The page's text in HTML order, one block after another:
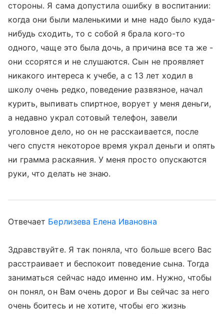
стороны. Я сама допустила ошибку в воспитании:
когда они были маленькими и мне надо было куда-
нибудь сходить, то с собой я брала кого-то
одного, чаще это была дочь, а причина все та же -
они ссорятся и не слушаются. Сын не проявляет
никакого интереса к учебе, а с 13 лет ходил в
школу очень редко, поведение развязное, начал
курить, выпивать спиртное, ворует у меня деньги,
а недавно украл сотовый телефон, завели
уголовное дело, но он не расскаивается, после
чего спустя некоторое время украл деньги и опять
ни грамма раскаяния. У меня просто опускаются
руки, что делать не знаю.
Отвечает Берлизева Елена Ивановна
Здравствуйте. Я так поняла, что больше всего Вас
расстраивает и беспокоит поведение сына. Тогда
заниматься сейчас надо именно им. Нужно, чтобы
он понял, он Вам очень дорог и Вы сейчас за него
очень боитесь и не хотите, чтобы его жизнь